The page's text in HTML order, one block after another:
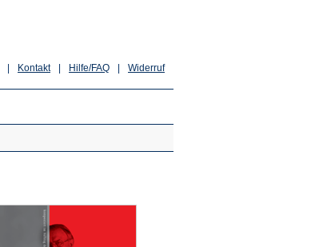
Widerruf
Hilfe/FAQ
Kontakt